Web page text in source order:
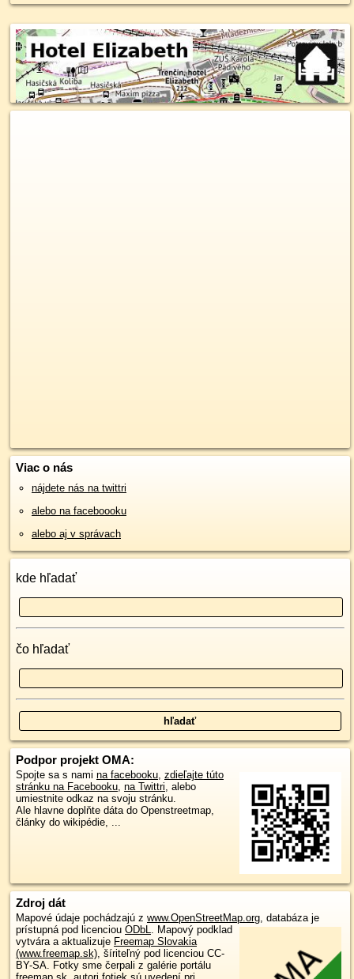
Viac o nás
nájdete nás na twittri
alebo na faceboooku
alebo aj v správach
kde hľadať
čo hľadať
Podpor projekt OMA:
Spojte sa s nami na facebooku, zdieľajte túto
stránku na Facebooku, na Twittri, alebo
umiestnite odkaz na svoju stránku.
Ale hlavne doplňte dáta do Openstreetmap,
články do wikipédie, ...
Zdroj dát
Mapové údaje pochádzajú z www.OpenStreetMap.org , databáza je
prístupná pod licenciou ODbL
Mapový podklad
vytvára a aktualizuje Freemap Slovakia
(www.freemap.sk) , šíriteľný pod licenciou CC-
BY-SA. Fotky sme čerpali z galérie portálu